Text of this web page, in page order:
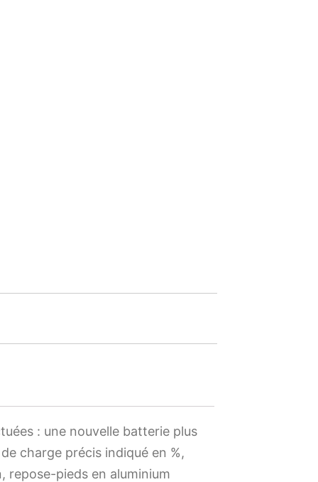
: une nouvelle batterie plus
charge précis indiqué en %,
repose-pieds en aluminium